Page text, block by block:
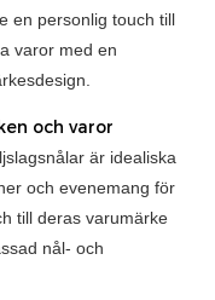
en personlig touch till
varor med en
och varor
är idealiska
och evenemang för
till deras varumärke
nål- och